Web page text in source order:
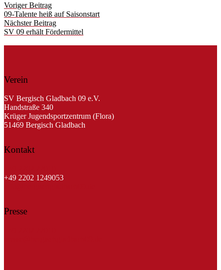
navigation
Voriger Beitrag
09-Talente heiß auf Saisonstart
Nächster Beitrag
SV 09 erhält Fördermittel
Verein
SV Bergisch Gladbach 09 e.V.
Handstraße 340
Krüger Jugendsportzentrum (Flora)
51469 Bergisch Gladbach
Kontakt
+49 2202 1249053
Presse